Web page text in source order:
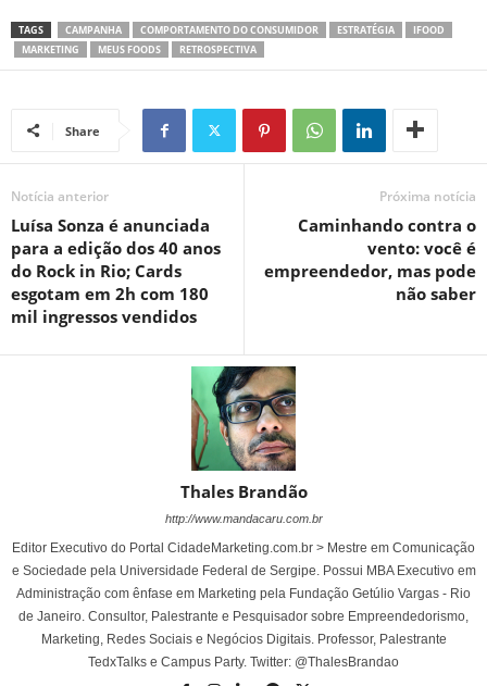
TAGS CAMPANHA COMPORTAMENTO DO CONSUMIDOR ESTRATÉGIA
IFOOD
MARKETING
MEUS FOODS RETROSPECTIVA
Share
Notícia anterior
Luísa Sonza é anunciada
para a edição dos 40 anos
do Rock in Rio; Cards
esgotam em 2h com 180
mil ingressos vendidos
Próxima notícia
Caminhando contra o
vento: você é
empreendedor, mas pode
não saber
Thales Brandão
http://www.mandacaru.com.br
Editor Executivo do Portal CidadeMarketing.com.br > Mestre em Comunicação
e Sociedade pela Universidade Federal de Sergipe. Possui MBA Executivo em
Administração com ênfase em Marketing pela Fundação Getúlio Vargas - Rio
de Janeiro. Consultor, Palestrante e Pesquisador sobre Empreendedorismo,
Marketing, Redes Sociais e Negócios Digitais. Professor, Palestrante
TedxTalks e Campus Party. Twitter: @ThalesBrandao